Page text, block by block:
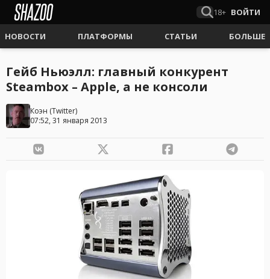
18+ ВОЙТИ
НОВОСТИ ПЛАТФОРМЫ СТАТЬИ БОЛЬШЕ
Гейб Ньюэлл: главный конкурент
Steambox – Apple, а не консоли
Коэн (Twitter)
07:52, 31 января 2013